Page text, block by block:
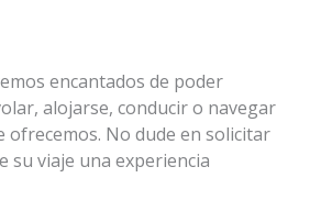
encantados de poder
, alojarse, conducir o navegar
ofrecemos. No dude en solicitar
su viaje una experiencia